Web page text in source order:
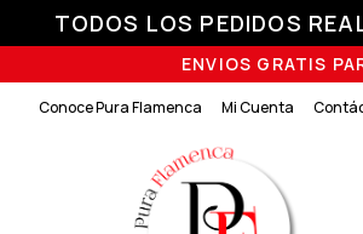
TODOS LOS PEDIDOS
ENVIOS GRATIS
Conoce Pura Flamenca Mi Cuenta